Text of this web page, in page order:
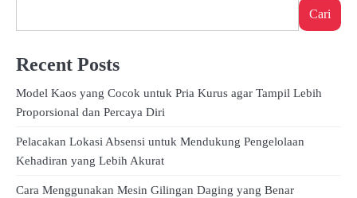
Cari
Recent Posts
Model Kaos yang Cocok untuk Pria Kurus agar Tampil Lebih
Proporsional dan Percaya Diri
Pelacakan Lokasi Absensi untuk Mendukung Pengelolaan
Kehadiran yang Lebih Akurat
Cara Menggunakan Mesin Gilingan Daging yang Benar